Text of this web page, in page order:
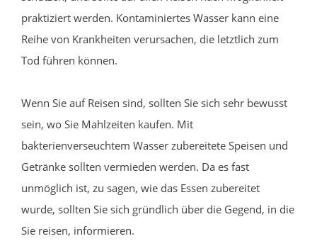
praktiziert werden. Kontaminiertes Wasser kann eine
Reihe von Krankheiten verursachen, die letztlich zum
Tod führen können.
Wenn Sie auf Reisen sind, sollten Sie sich sehr bewusst
sein, wo Sie Mahlzeiten kaufen. Mit
bakterienverseuchtem Wasser zubereitete Speisen und
Getränke sollten vermieden werden. Da es fast
unmöglich ist, zu sagen, wie das Essen zubereitet
wurde, sollten Sie sich gründlich über die Gegend, in die
Sie reisen, informieren.